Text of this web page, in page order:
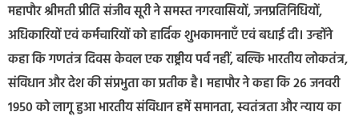
महापौर श्रीमती प्रीति संजीव सूरी ने समस्त नगरवासियों, जनप्रतिनिधियों,
अधिकारियों एवं कर्मचारियों को हार्दिक शुभकामनाएँ एवं बधाई दी। उन्होंने
कहा कि गणतंत्र दिवस केवल एक राष्ट्रीय पर्व नहीं, बल्कि भारतीय लोकतंत्र,
संविधान और देश की संप्रभुता का प्रतीक है। महापौर ने कहा कि 26 जनवरी
1950 को लागू हुआ भारतीय संविधान हमें समानता, स्वतंत्रता और न्याय का